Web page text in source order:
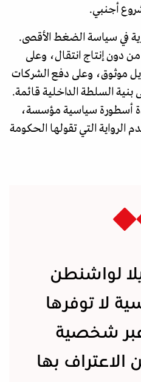
أجنبي.
في سياسة الضغط الأقصى.
دون إنتاج انتقال، وعلى
موثوق، وعلى دفع الشركات
بنية السلطة الداخلية قائمة.
أسطورة سياسية مؤسسة،
الرواية التي تقولها الحكومة
لواشنطن
لا توفرها
عبر شخصية
بها